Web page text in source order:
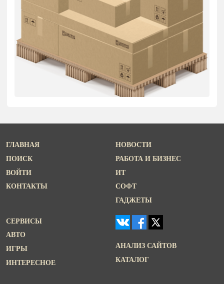
ГЛАВНАЯ
ПОИСК
ВОЙТИ
КОНТАКТЫ
НОВОСТИ
РАБОТА И БИЗНЕС
ИТ
СОФТ
ГАДЖЕТЫ
СЕРВИСЫ
АВТО
ИГРЫ
ИНТЕРЕСНОЕ
АНАЛИЗ САЙТОВ
КАТАЛОГ